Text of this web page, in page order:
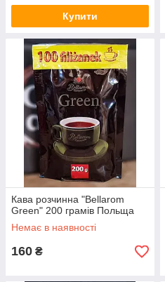
Купити
Кава розчинна "Bellarom
Green" 200 грамів Польща
Немає в наявності
160 ₴